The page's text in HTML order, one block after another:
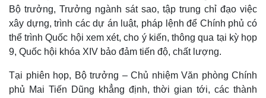
Bộ trưởng, Trưởng ngành sát sao, tập trung chỉ đạo việc
xây dựng, trình các dự án luật, pháp lệnh để Chính phủ có
thể trình Quốc hội xem xét, cho ý kiến, thông qua tại kỳ họp
9, Quốc hội khóa XIV bảo đảm tiến độ, chất lượng.
Tại phiên họp, Bộ trưởng – Chủ nhiệm Văn phòng Chính
phủ Mai Tiến Dũng khẳng định, thời gian tới, các thành